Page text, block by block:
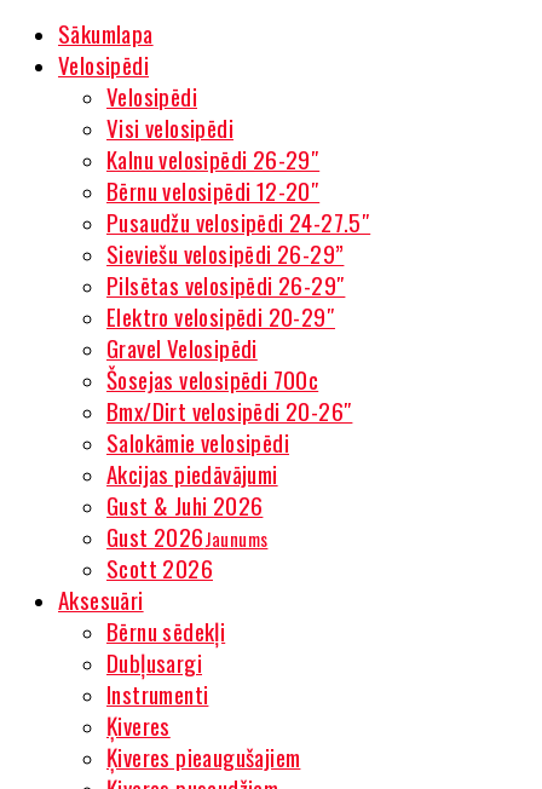
Sākumlapa
Velosipēdi
Velosipēdi
Visi velosipēdi
Kalnu velosipēdi 26-29″
Bērnu velosipēdi 12-20″
Pusaudžu velosipēdi 24-27.5″
Sieviešu velosipēdi 26-29”
Pilsētas velosipēdi 26-29″
Elektro velosipēdi 20-29″
Gravel Velosipēdi
Šosejas velosipēdi 700c
Bmx/Dirt velosipēdi 20-26″
Salokāmie velosipēdi
Akcijas piedāvājumi
Gust & Juhi 2026
Gust 2026Jaunums
Scott 2026
Aksesuāri
Bērnu sēdekļi
Dubļusargi
Instrumenti
Ķiveres
Ķiveres pieaugušajiem